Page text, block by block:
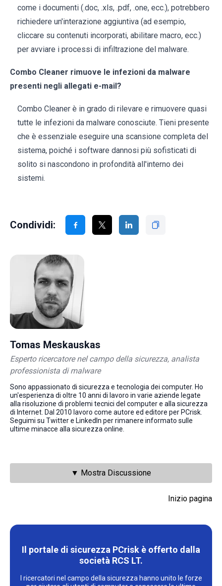
come i documenti (.doc, .xls, .pdf, .one, ecc.), potrebbero
richiedere un'interazione aggiuntiva (ad esempio,
cliccare su contenuti incorporati, abilitare macro, ecc.)
per avviare i processi di infiltrazione del malware.
Combo Cleaner rimuove le infezioni da malware
presenti negli allegati e-mail?
Combo Cleaner è in grado di rilevare e rimuovere quasi
tutte le infezioni da malware conosciute. Tieni presente
che è essenziale eseguire una scansione completa del
sistema, poiché i software dannosi più sofisticati di
solito si nascondono in profondità all'interno dei
sistemi.
Condividi:
Tomas Meskauskas
Esperto ricercatore nel campo della sicurezza, analista
professionista di malware
Sono appassionato di sicurezza e tecnologia dei computer. Ho
un'esperienza di oltre 10 anni di lavoro in varie aziende legate
alla risoluzione di problemi tecnici del computer e alla sicurezza
di Internet. Dal 2010 lavoro come autore ed editore per PCrisk.
Seguimi su Twitter e LinkedIn per rimanere informato sulle
ultime minacce alla sicurezza online.
▼ Mostra Discussione
Inizio pagina
Il portale di sicurezza PCrisk è offerto dalla
società RCS LT.
I ricercatori nel campo della sicurezza hanno unito le forze